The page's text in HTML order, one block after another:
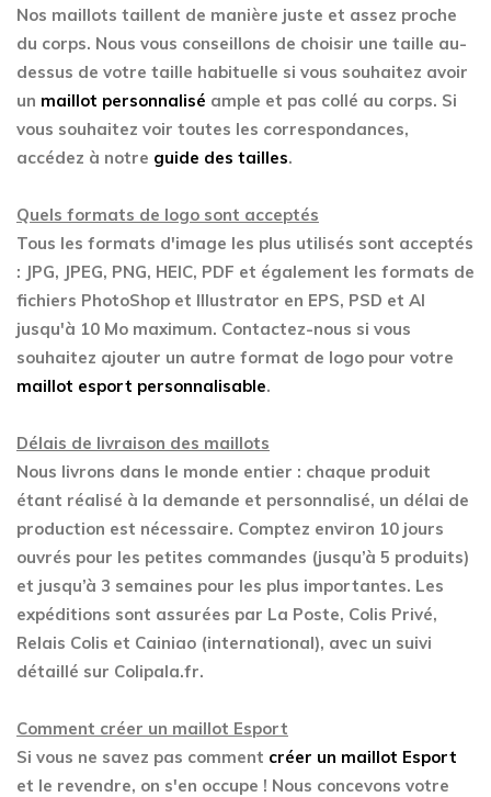
Nos maillots taillent de manière juste et assez proche
du corps. Nous vous conseillons de choisir une taille au-
dessus de votre taille habituelle si vous souhaitez avoir
un maillot personnalisé ample et pas collé au corps. Si
vous souhaitez voir toutes les correspondances,
accédez à notre guide des tailles.
Quels formats de logo sont acceptés
Tous les formats d'image les plus utilisés sont acceptés
: JPG, JPEG, PNG, HEIC, PDF et également les formats de
fichiers PhotoShop et Illustrator en EPS, PSD et AI
jusqu'à 10 Mo maximum. Contactez-nous si vous
souhaitez ajouter un autre format de logo pour votre
maillot esport personnalisable.
Délais de livraison des maillots
Nous livrons dans le monde entier : chaque produit
étant réalisé à la demande et personnalisé, un délai de
production est nécessaire. Comptez environ 10 jours
ouvrés pour les petites commandes (jusqu’à 5 produits)
et jusqu’à 3 semaines pour les plus importantes. Les
expéditions sont assurées par La Poste, Colis Privé,
Relais Colis et Cainiao (international), avec un suivi
détaillé sur Colipala.fr.
Comment créer un maillot Esport
Si vous ne savez pas comment créer un maillot Esport
et le revendre, on s'en occupe ! Nous concevons votre